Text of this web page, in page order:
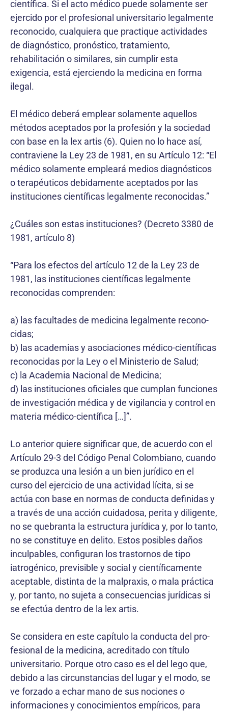
científica. Si el acto médico puede solamente ser
ejercido por el profe­sional universitario legalmente
reconocido, cualquiera que practique actividades
de diagnóstico, pronóstico, tratamiento,
rehabilitación o similares, sin cumplir esta
exigencia, está ejerciendo la medicina en forma
ilegal.
El médico deberá emplear solamente aquellos
métodos aceptados por la profesión y la sociedad
con base en la lex artis (6). Quien no lo hace así,
contraviene la Ley 23 de 1981, en su Artículo 12: “El
médico solamente empleará medios diagnósticos
o terapéuticos debidamente aceptados por las
instituciones científicas legalmente reconocidas.”
¿Cuáles son estas instituciones? (Decreto 3380 de
1981, artículo 8)
“Para los efectos del artículo 12 de la Ley 23 de
1981, las instituciones científicas legalmente
reconocidas comprenden:
a) las facultades de medicina legalmente recono­
cidas;
b) las academias y asociaciones médico-científicas
reconocidas por la Ley o el Ministerio de Salud;
c) la Academia Nacional de Medicina;
d) las instituciones oficiales que cumplan funciones
de investigación médica y de vigilancia y control en
materia médico-científica […]”.
Lo anterior quiere significar que, de acuerdo con el
Artículo 29-3 del Código Penal Colombiano, cuando
se produzca una lesión a un bien jurídico en el
curso del ejercicio de una actividad lícita, si se
actúa con base en normas de conducta definidas y
a través de una acción cuidadosa, perita y diligente,
no se quebranta la estructura jurídica y, por lo tanto,
no se constituye en delito. Estos posibles daños
inculpables, configuran los trastornos de tipo
iatrogénico, previsible y social y científicamente
aceptable, distinta de la malpraxis, o mala práctica
y, por tanto, no sujeta a consecuencias jurídicas si
se efectúa dentro de la lex artis.
Se considera en este capítulo la conducta del pro­
fesional de la medicina, acreditado con título
universi­tario. Porque otro caso es el del lego que,
debido a las circunstancias del lugar y el modo, se
ve forzado a echar mano de sus nociones o
informaciones y conocimientos empíricos, para